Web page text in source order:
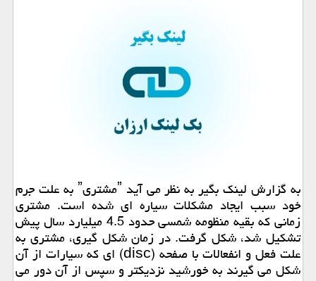
به گزارش لینك بگیر به نظر می آید ˮمشتریˮ به علت جرم
خود سبب ایجاد مشكلات سیاره ای شده است. مشتری
زمانی كه بقیه منظومه شمسی حدود 4.5 میلیارد سال پیش
تشكیل شد، شكل گرفت. در زمان شكل گیری، مشتری به
علت فعل و انفعالات با صفحه (disc) ای كه سیارات از آن
شكل می گیرند به خورشید نزدیكتر و سپس از آن دور می